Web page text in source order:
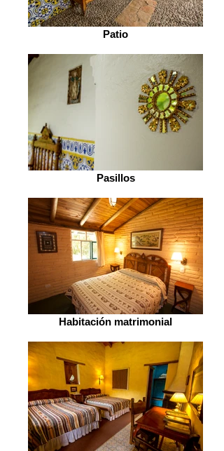
Patio
Pasillos
Habitación matrimonial